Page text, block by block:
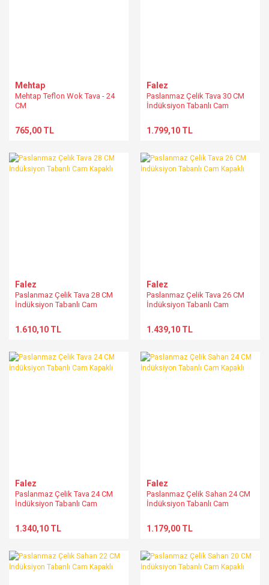
Mehtap
Mehtap Teflon Wok Tava - 24
CM
765,00 TL
Falez
Paslanmaz Çelik Tava 30 CM
İndüksiyon Tabanlı Cam
1.799,10 TL
Falez
Paslanmaz Çelik Tava 28 CM
İndüksiyon Tabanlı Cam
1.610,10 TL
Falez
Paslanmaz Çelik Tava 26 CM
İndüksiyon Tabanlı Cam
1.439,10 TL
Falez
Paslanmaz Çelik Tava 24 CM
İndüksiyon Tabanlı Cam
1.340,10 TL
Falez
Paslanmaz Çelik Sahan 24 CM
İndüksiyon Tabanlı Cam
1.179,00 TL